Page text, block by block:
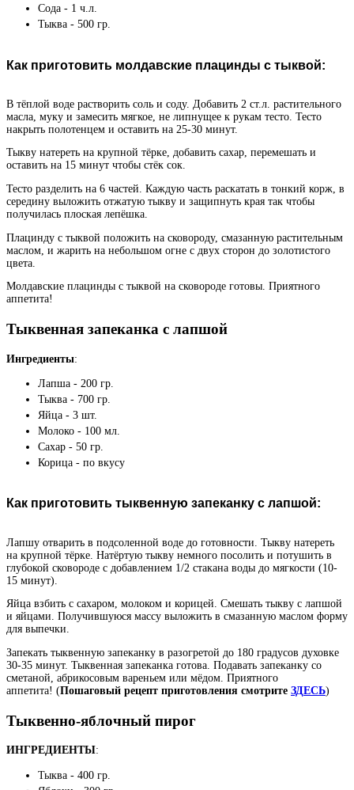
Сода - 1 ч.л.
Тыква - 500 гр.
Как приготовить молдавские плацинды с тыквой:
В тёплой воде растворить соль и соду. Добавить 2 ст.л. растительного
масла, муку и замесить мягкое, не липнущее к рукам тесто. Тесто
накрыть полотенцем и оставить на 25-30 минут.
Тыкву натереть на крупной тёрке, добавить сахар, перемешать и
оставить на 15 минут чтобы стёк сок.
Тесто разделить на 6 частей. Каждую часть раскатать в тонкий корж, в
середину выложить отжатую тыкву и защипнуть края так чтобы
получилась плоская лепёшка.
Плацинду с тыквой положить на сковороду, смазанную растительным
маслом, и жарить на небольшом огне с двух сторон до золотистого
цвета.
Молдавские плацинды с тыквой на сковороде готовы. Приятного
аппетита!
Тыквенная запеканка с лапшой
Ингредиенты:
Лапша - 200 гр.
Тыква - 700 гр.
Яйца - 3 шт.
Молоко - 100 мл.
Сахар - 50 гр.
Корица - по вкусу
Как приготовить тыквенную запеканку с лапшой:
Лапшу отварить в подсоленной воде до готовности. Тыкву натереть
на крупной тёрке. Натёртую тыкву немного посолить и потушить в
глубокой сковороде с добавлением 1/2 стакана воды до мягкости (10-
15 минут).
Яйца взбить с сахаром, молоком и корицей. Смешать тыкву с лапшой
и яйцами. Получившуюся массу выложить в смазанную маслом форму
для выпечки.
Запекать тыквенную запеканку в разогретой до 180 градусов духовке
30-35 минут. Тыквенная запеканка готова. Подавать запеканку со
сметаной, абрикосовым вареньем или мёдом. Приятного
аппетита! (Пошаговый рецепт приготовления смотрите ЗДЕСЬ)
Тыквенно-яблочный пирог
ИНГРЕДИЕНТЫ:
Тыква - 400 гр.